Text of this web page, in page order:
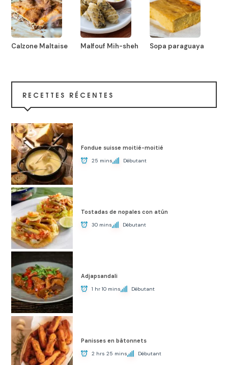
Calzone Maltaise Malfouf Mih-sheh Sopa paraguaya
RECETTES RÉCENTES
Fondue suisse moitié-moitié
25 mins Débutant
Tostadas de nopales con atún
30 mins Débutant
Adjapsandali
1 hr 10 mins Débutant
Panisses en bâtonnets
2 hrs 25 mins Débutant